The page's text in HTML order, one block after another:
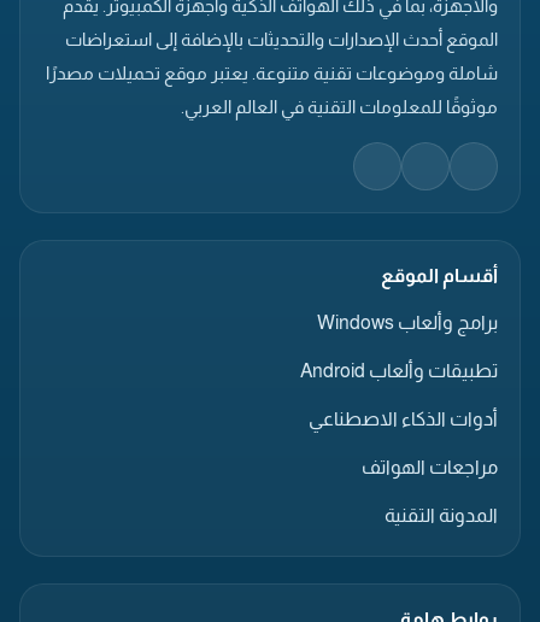
والأجهزة، بما في ذلك الهواتف الذكية وأجهزة الكمبيوتر. يقدم
الموقع أحدث الإصدارات والتحديثات بالإضافة إلى استعراضات
شاملة وموضوعات تقنية متنوعة. يعتبر موقع تحميلات مصدرًا
موثوقًا للمعلومات التقنية في العالم العربي.
أقسام الموقع
برامج وألعاب Windows
تطبيقات وألعاب Android
أدوات الذكاء الاصطناعي
مراجعات الهواتف
المدونة التقنية